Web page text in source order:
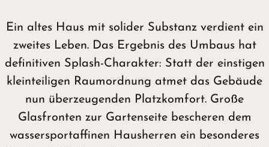
Ein altes Haus mit solider Substanz verdient ein
zweites Leben. Das Ergebnis des Umbaus hat
definitiven Splash-Charakter: Statt der einstigen
kleinteiligen Raumordnung atmet das Gebäude
nun überzeugenden Platzkomfort. Große
Glasfronten zur Gartenseite bescheren dem
wassersportaffinen Hausherren ein besonderes